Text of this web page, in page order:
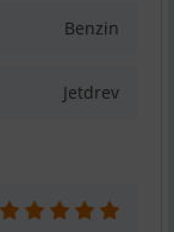
Benzin
Jetdrev